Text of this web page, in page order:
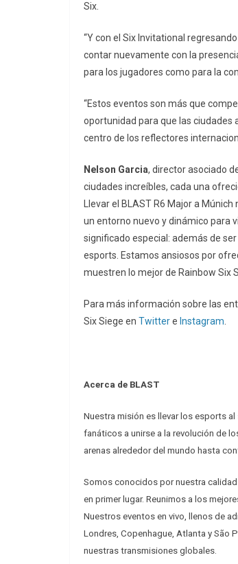
Six.
“Y con el Six Invitational
contar nuevamente con la
para los jugadores como para la
“Estos eventos son más que
oportunidad para que las ciudades
centro de los reflectores
Nelson Garcia, director asociado
ciudades increíbles, cada una
Llevar el BLAST R6 Major a
un entorno nuevo y dinámico para
significado especial: además de
esports. Estamos ansiosos por
muestren lo mejor de Rainbow Six
Para más información sobre las
Six Siege en Twittere Instagram
Acerca de BLAST
Nuestra misión es llevar los esports
fanáticos a unirse a la revolución de
arenas alrededor del mundo hasta
Somos conocidos por nuestra
en primer lugar. Reunimos a los
Nuestros eventos en vivo, llenos de
Londres, Copenhague, Atlanta y São
nuestras transmisiones globales.